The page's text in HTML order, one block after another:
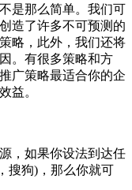
是那么简单。我们可
造了许多不可预测的
略，此外，我们还将
。有很多策略和方
推广策略最适合你的企
益。
，如果你设法到达任
搜狗)，那么你就可